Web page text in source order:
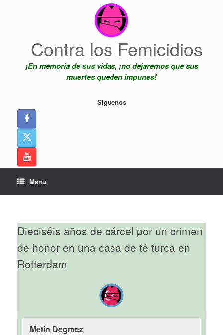
Contra los Femicidios
¡En memoria de sus vidas, ¡no dejaremos que sus
muertes queden impunes!
Síguenos
Menu
Dieciséis años de cárcel por un crimen
de honor en una casa de té turca en
Rotterdam
Metin Degmez